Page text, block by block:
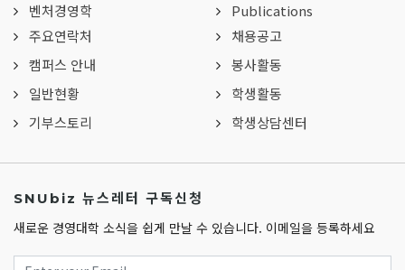
벤처경영학
Publications
주요연락처
캠퍼스 안내
일반현황
기부스토리
채용공고
봉사활동
학생활동
학생상담센터
SNUbiz 뉴스레터 구독신청
새로운 경영대학 소식을 쉽게 만날 수 있습니다. 이메일을 등록하세요